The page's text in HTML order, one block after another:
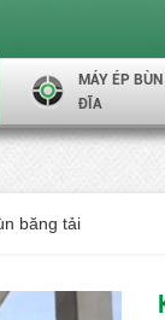
MÁY ÉP
ĐĨA
băng tải